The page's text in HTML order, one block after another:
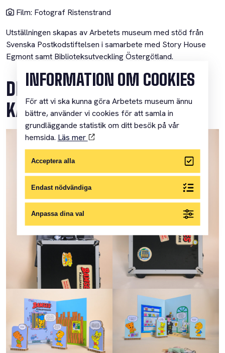
Film: Fotograf Ristenstrand
Utställningen skapas av Arbetets museum med stöd från
Svenska Postkodstiftelsen i samarbete med Story House
Egmont samt Biblioteksutveckling Östergötland.
DETALJER FRÅN BAMSES
KÄLLSPANARVÄSKA
INFORMATION OM COOKIES
För att vi ska kunna göra Arbetets museum ännu
bättre, använder vi cookies för att samla in
grundläggande statistik om ditt besök på vår
hemsida. Läs mer
Acceptera alla
Endast nödvändiga
Anpassa dina val